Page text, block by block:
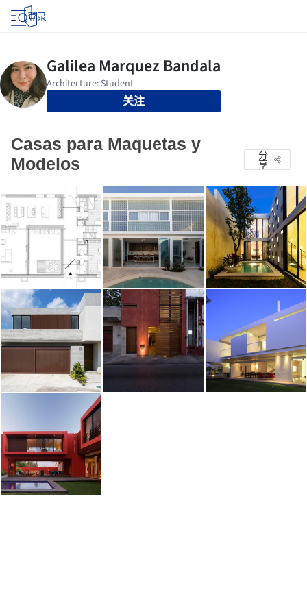
登录
关注
Casas para Maquetas y
Modelos
分
享